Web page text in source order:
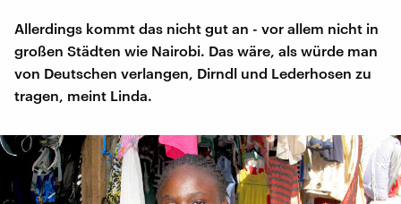
Allerdings kommt das nicht gut an - vor allem nicht in
großen Städten wie Nairobi. Das wäre, als würde man
von Deutschen verlangen, Dirndl und Lederhosen zu
tragen, meint Linda.